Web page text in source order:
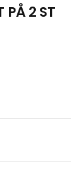
PÅ2 ST